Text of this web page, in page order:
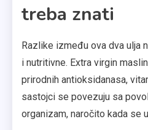
treba znati
Razlike između ova dva ulja
i nutritivne. Extra virgin
prirodnih antioksidanasa,
sastojci se povezuju sa
organizam, naročito kada se